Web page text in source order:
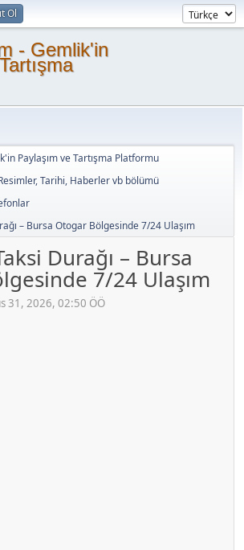
Ol
- Gemlik'in
Paylaşım ve Tartışma Platformu
Tarihi, Haberler vb bölümü
– Bursa Otogar Bölgesinde 7/24 Ulaşım
Durağı – Bursa
7/24 Ulaşım
31, 2026, 02:50 ÖÖ